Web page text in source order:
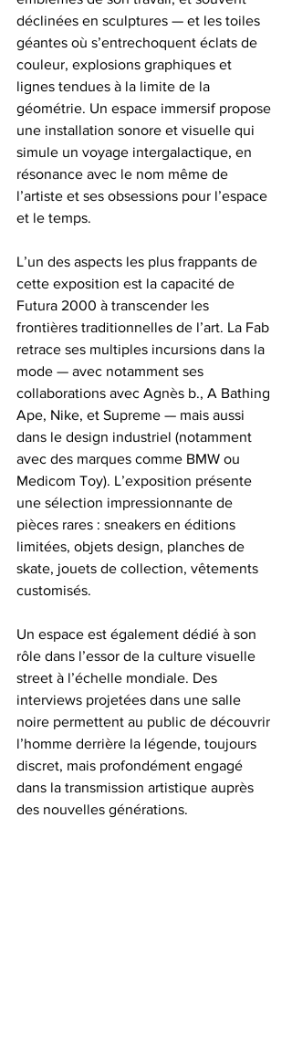
déclinées en sculptures — et les toiles
géantes où s’entrechoquent éclats de
couleur, explosions graphiques et
lignes tendues à la limite de la
géométrie. Un espace immersif propose
une installation sonore et visuelle qui
simule un voyage intergalactique, en
résonance avec le nom même de
l’artiste et ses obsessions pour l’espace
et le temps.
L’un des aspects les plus frappants de
cette exposition est la capacité de
Futura 2000 à transcender les
frontières traditionnelles de l’art. La Fab
retrace ses multiples incursions dans la
mode — avec notamment ses
collaborations avec Agnès b., A Bathing
Ape, Nike, et Supreme — mais aussi
dans le design industriel (notamment
avec des marques comme BMW ou
Medicom Toy). L’exposition présente
une sélection impressionnante de
pièces rares : sneakers en éditions
limitées, objets design, planches de
skate, jouets de collection, vêtements
customisés.
Un espace est également dédié à son
rôle dans l’essor de la culture visuelle
street à l’échelle mondiale. Des
interviews projetées dans une salle
noire permettent au public de découvrir
l’homme derrière la légende, toujours
discret, mais profondément engagé
dans la transmission artistique auprès
des nouvelles générations.